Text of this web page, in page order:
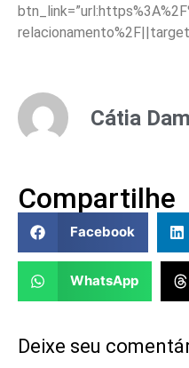
Cátia
Compartilhe
Facebook
WhatsApp
Deixe seu